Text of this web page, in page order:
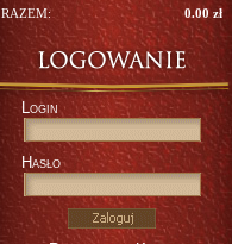
RAZEM: 0.00 zł
Login
Hasło